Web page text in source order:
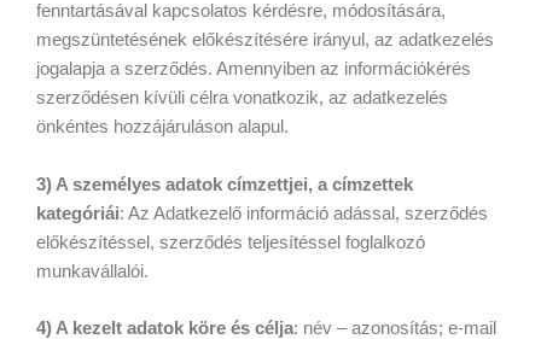
fenntartásával kapcsolatos kérdésre, módosítására,
megszüntetésének előkészítésére irányul, az adatkezelés
jogalapja a szerződés. Amennyiben az információkérés
szerződésen kívüli célra vonatkozik, az adatkezelés
önkéntes hozzájáruláson alapul.
3) A személyes adatok címzettjei, a címzettek
kategóriái: Az Adatkezelő információ adással, szerződés
előkészítéssel, szerződés teljesítéssel foglalkozó
munkavállalói.
4) A kezelt adatok köre és célja: név – azonosítás; e-mail